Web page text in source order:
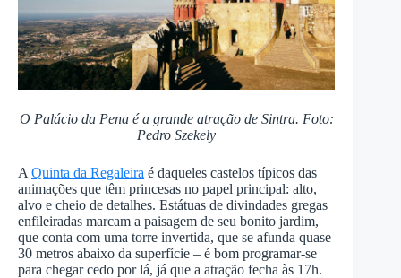
O Palácio da Pena é a grande atração de Sintra. Foto:
Pedro Szekely
A Quinta da Regaleira é daqueles castelos típicos das
animações que têm princesas no papel principal: alto,
alvo e cheio de detalhes. Estátuas de divindades gregas
enfileiradas marcam a paisagem de seu bonito jardim,
que conta com uma torre invertida, que se afunda quase
30 metros abaixo da superfície – é bom programar-se
para chegar cedo por lá, já que a atração fecha às 17h.